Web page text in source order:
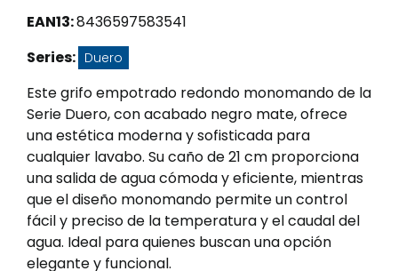
EAN13:8436597583541
Series: Duero
Este grifo empotrado redondo monomando de la
Serie Duero, con acabado negro mate, ofrece
una estética moderna y sofisticada para
cualquier lavabo. Su caño de 21 cm proporciona
una salida de agua cómoda y eficiente, mientras
que el diseño monomando permite un control
fácil y preciso de la temperatura y el caudal del
agua. Ideal para quienes buscan una opción
elegante y funcional.